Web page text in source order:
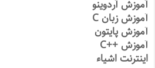
آموزش آردوینو
آموزش زبان C
آموزش پایتون
آموزش ++C
اینترنت اشیاء